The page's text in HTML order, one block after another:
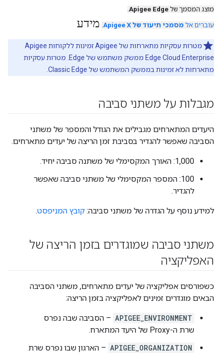
מוצג המסמך של Apigee Edge
.
עוברים אל מסמכי תיעוד של Apigee X . מידע
מטרות עסקיות מתארחות של Apigee זמינות ללקוחות Apigee
Edge Cloud Enterprise ממשק משתמש של Edge. מטרות עסקיות
מתארחות לא זמינות בממשק המשתמש של Classic Edge.
מגבלות על משתני סביבה
היעדים המתארחים מגבילים את הגודל והמספר של משתני
הסביבה שאפשר להגדיר בסביבת זמן הריצה של יעדים מתארחים.
1,000: האורך המקסימלי של משתנה סביבה יחיד.
100: המספר המקסימלי של משתני סביבה שאפשר
להגדיר.
למידע נוסף על הגדרה של משתני סביבה: קובץ המניפסט.
משתני סביבה שמוגדרים בזמן הריצה של
האפליקציה
כשפורסים אפליקציה של יעדים מתארחים, משתני הסביבה
הבאים מוגדרים זמינים לאפליקציה בזמן הריצה:
APIGEE_ENVIRONMENT – הסביבה שבה נפרס
שרת ה-Proxy של היעד המתארח.
APIGEE_ORGANIZATION – הארגון שבו נפרס שרת